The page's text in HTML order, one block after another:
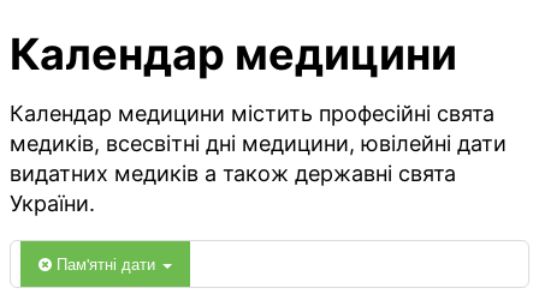
Календар медицини
Календар медицини містить професійні свята
медиків, всесвітні дні медицини, ювілейні дати
видатних медиків а також державні свята
України.
Пам'ятні дати